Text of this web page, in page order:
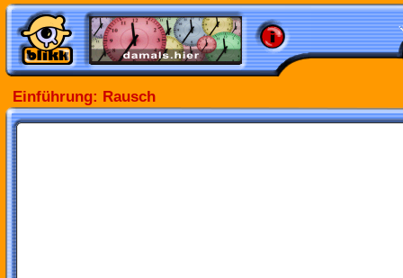
Einführung: Rausch